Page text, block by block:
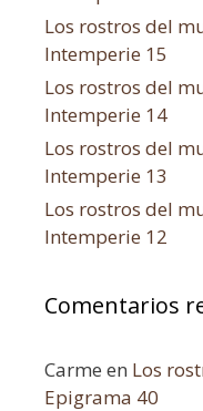
Los rostros del
Intemperie 15
Los rostros del
Intemperie 14
Los rostros del
Intemperie 13
Los rostros del
Intemperie 12
Comentarios
Carme en Los
Epigrama 40